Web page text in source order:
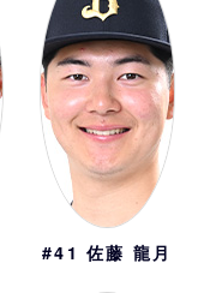
#41 佐藤 龍月